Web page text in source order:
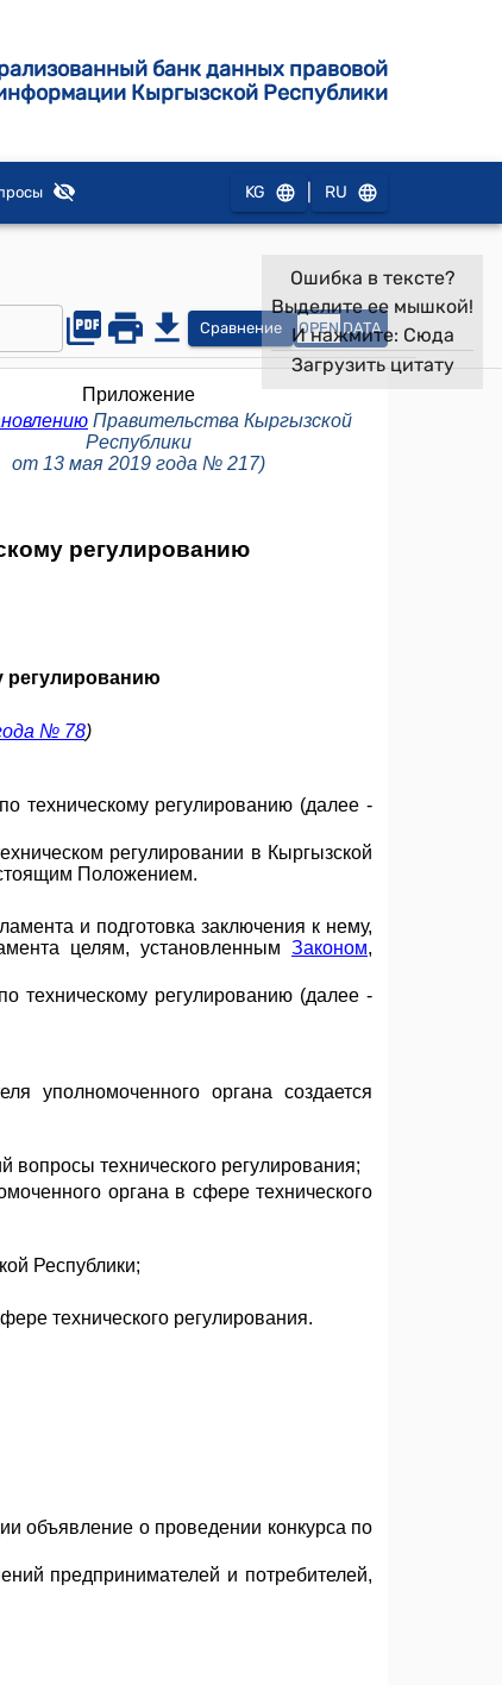
банк данных правовой
Кыргызской Республики
KG RU
Сравнение OPEN DATA
Ошибка в тексте?
Выделите ее мышкой!
И нажмите: Сюда
Загрузить цитату